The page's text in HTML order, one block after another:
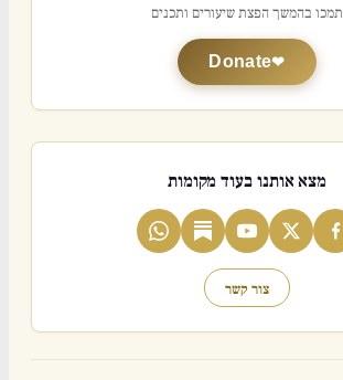
תמכו בהמשך הפצת שיעורים ותכנים
Donate
מצא אותנו בעוד מקומות
צור קשר